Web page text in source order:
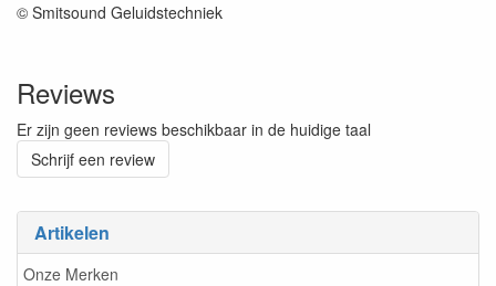
Artikelen
Onze Merken
© Smitsound Geluidstechniek
Reviews
Er zijn geen reviews beschikbaar in de huidige taal
Schrijf een review